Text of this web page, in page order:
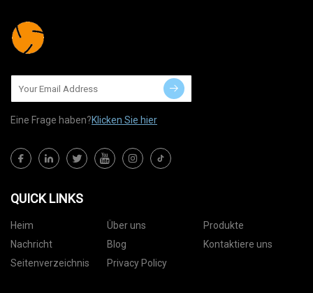
Eine Frage haben?Klicken Sie hier
QUICK LINKS
Heim Über uns
Produkte
Nachricht
Blog
Kontaktiere uns
Seitenverzeichnis
Privacy Policy